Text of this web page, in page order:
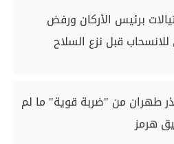
برئيس الأركان ورفض
للانسحاب قبل نزع السلاح
طهران من "ضربة قوية" ما لم
هرمز